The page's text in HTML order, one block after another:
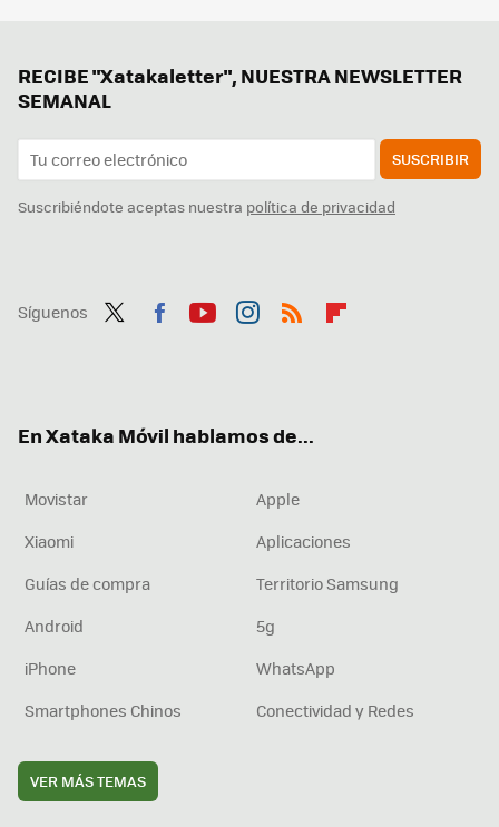
RECIBE "Xatakaletter", NUESTRA NEWSLETTER
SEMANAL
SUSCRIBIR
Suscribiéndote aceptas nuestra política de privacidad
Síguenos
En Xataka Móvil hablamos de...
Movistar
Apple
Xiaomi
Aplicaciones
Guías de compra
Territorio Samsung
Android
5g
iPhone
WhatsApp
Smartphones Chinos
Conectividad y Redes
VER MÁS TEMAS